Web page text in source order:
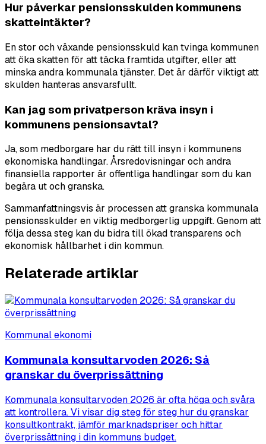
Hur påverkar pensionsskulden kommunens
skatteintäkter?
En stor och växande pensionsskuld kan tvinga kommunen
att öka skatten för att täcka framtida utgifter, eller att
minska andra kommunala tjänster. Det är därför viktigt att
skulden hanteras ansvarsfullt.
Kan jag som privatperson kräva insyn i
kommunens pensionsavtal?
Ja, som medborgare har du rätt till insyn i kommunens
ekonomiska handlingar. Årsredovisningar och andra
finansiella rapporter är offentliga handlingar som du kan
begära ut och granska.
Sammanfattningsvis är processen att granska kommunala
pensionsskulder en viktig medborgerlig uppgift. Genom att
följa dessa steg kan du bidra till ökad transparens och
ekonomisk hållbarhet i din kommun.
Relaterade artiklar
Kommunal ekonomi
Kommunala konsultarvoden 2026: Så
granskar du överprissättning
Kommunala konsultarvoden 2026 är ofta höga och svåra
att kontrollera. Vi visar dig steg för steg hur du granskar
konsultkontrakt, jämför marknadspriser och hittar
överprissättning i din kommuns budget.